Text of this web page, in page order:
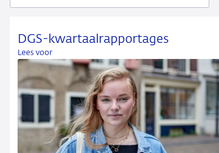
DGS-kwartaalrapportages
Lees voor